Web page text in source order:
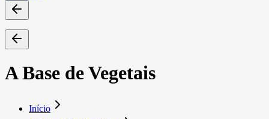
A Base de Vegetais
Início